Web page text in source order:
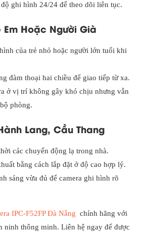
ghi hình 24/24 để theo dõi liên tục.
Em Hoặc Người Già
của trẻ nhỏ hoặc người lớn tuổi khi
đàm thoại hai chiều để giao tiếp từ xa.
ở vị trí không gây khó chịu nhưng vẫn
phòng.
Lang, Cầu Thang
các chuyển động lạ trong nhà.
bằng cách lắp đặt ở độ cao hợp lý.
sáng vừa đủ để camera ghi hình rõ
IPC-F52FP Đà Nẵng chính hãng với
ninh thông minh. Liên hệ ngay để được